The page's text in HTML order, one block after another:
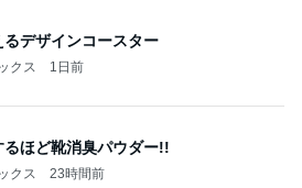
るデザインコースター
クス 1日前
るほど靴消臭パウダー!!
クス 23時間前